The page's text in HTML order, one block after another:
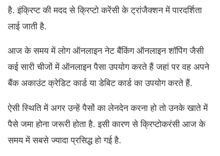
है. इंक्रिप्ट की मदद से क्रिप्टो करेंसी के ट्रांजैक्शन में पारदर्शिता
लाई जाती है.
आज के समय में लोग ऑनलाइन नेट बैंकिंग ऑनलाइन शॉपिंग जैसी
कई सारी चीजों में ऑनलाइन पैसा उपयोग करते हैं जहां पर वह अपने
बैंक अकाउंट क्रेडिट कार्ड या डेबिट कार्ड का उपयोग करते हैं.
ऐसी स्थिति में अगर उन्हें पैसों का लेनदेन करना हो तो उनके खाते में
पैसे जमा होना जरूरी होता है. इसी कारण से क्रिप्टोकरंसी आज के
समय में सबसे ज्यादा प्रसिद्ध हो गई है.